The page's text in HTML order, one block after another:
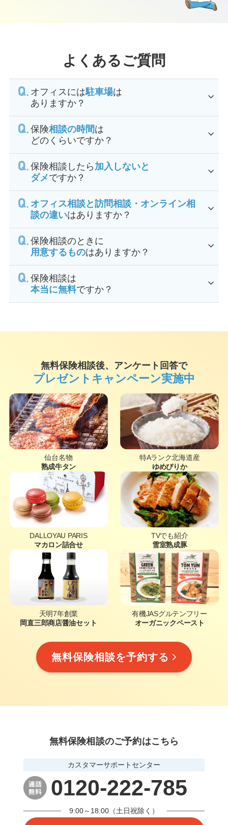
よくあるご質問
オフィスには駐車場は
ありますか？
保険相談の時間は
どのくらいですか？
保険相談したら 加入しないと
ダメですか？
オフィス相談と訪問相談・オンライン相
談の違いはありますか？
保険相談のときに
用意するものはありますか？
保険相談は
本当に無料ですか？
無料保険相談後、アンケート回答で
プレゼントキャンペーン実施中
仙台名物
熟成牛タン
特Aランク北海道産
ゆめぴりか
DALLOYAU PARIS
マカロン詰合せ
TVでも紹介
雪室熟成豚
天明7年創業
岡直三郎商店醤油セット
有機JASグルテンフリー
オーガニックペースト
無料保険相談を予約する
無料保険相談のご予約はこちら
カスタマーサポートセンター
0120-222-785
9:00～18:00（土日祝除く）